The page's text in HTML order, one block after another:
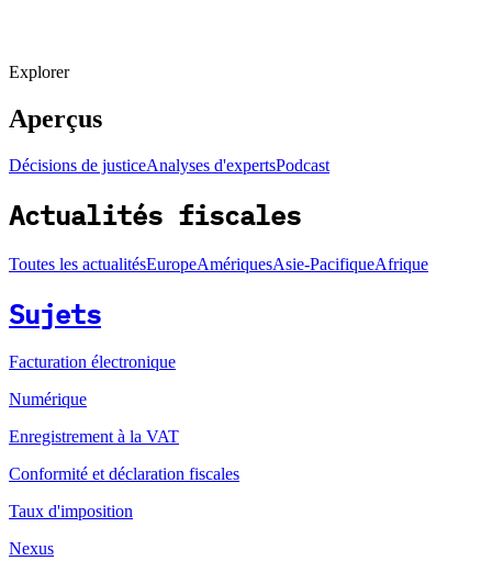
Explorer
Aperçus
Décisions de justiceAnalyses d'expertsPodcast
Actualités fiscales
Toutes les actualitésEuropeAmériquesAsie-PacifiqueAfrique
Sujets
Facturation électronique
Numérique
Enregistrement à la VAT
Conformité et déclaration fiscales
Taux d'imposition
Nexus